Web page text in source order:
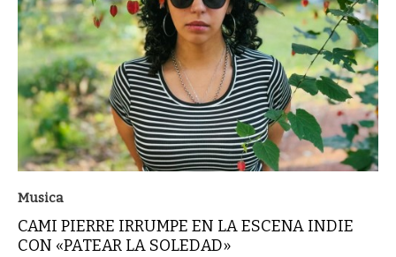
Musica
CAMI PIERRE IRRUMPE EN LA ESCENA INDIE
CON «PATEAR LA SOLEDAD»